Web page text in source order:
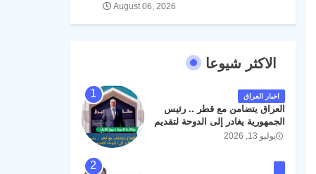
August 06, 2026
الاكثر شيوعا
اخبار العراق
العراق يتضامن مع قطر .. رئيس
الجمهورية يغادر إلى الدوحة لتقديم
واجب العزاء .
يوليو 13, 2026